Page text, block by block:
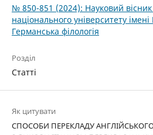
№ 850-851 (2024): Науковий
національного університету
Германська філологія
Розділ
Статті
Як цитувати
СПОСОБИ ПЕРЕКЛАДУ